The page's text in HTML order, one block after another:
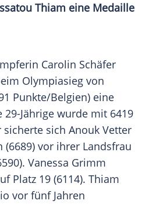
Thiam eine Medaille
Carolin Schäfer
Olympiasieg von
Punkte/Belgien) eine
29-Jährige wurde mit 6419
sicherte sich Anouk Vetter
(6689) vor ihrer Landsfrau
Vanessa Grimm
Platz 19 (6114). Thiam
vor fünf Jahren